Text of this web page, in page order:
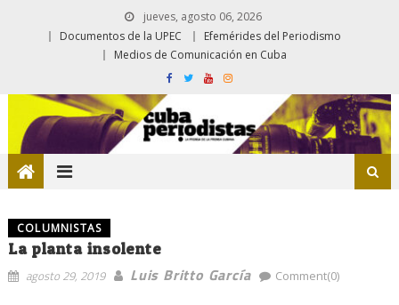
jueves, agosto 06, 2026
Documentos de la UPEC
Efemérides del Periodismo
Medios de Comunicación en Cuba
COLUMNISTAS
La planta insolente
agosto 29, 2019 Luis Britto García Comment(0)